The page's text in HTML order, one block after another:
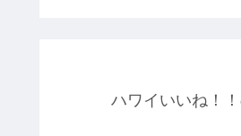
ハワイいいね！